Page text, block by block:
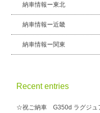
納車情報ー東北
納車情報ー近畿
納車情報ー関東
Recent entries
☆祝ご納車 G350d ラグジュ